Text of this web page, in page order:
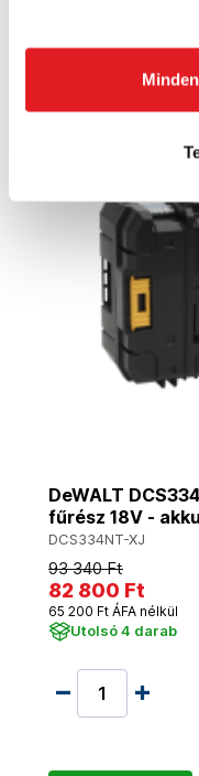
DeWALT
fűrész 18V -
DCS334NT-XJ
93 340 Ft
82 800 Ft
65 200 Ft ÁFA nélkül
Utolsó 4 darab